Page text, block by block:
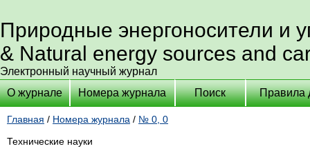
Природные энергоносители и
& Natural energy sources and
Электронный научный журнал
О журнале
Номера журнала Поиск Правила
Главная / Номера журнала / № 0, 0
Технические науки